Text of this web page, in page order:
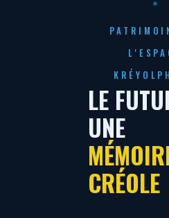
LE
UNE
CRÉOLE